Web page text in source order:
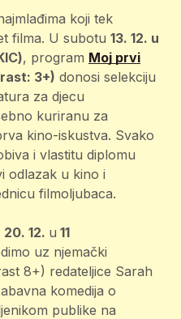
koji tek
filma. U subotu 13. 12. u
, program Moj prvi
3+) donosi selekciju
za djecu
kuriranu za
kino-iskustva. Svako
i vlastitu diplomu
odlazak u kino i
filmoljubaca.
20. 12. u 11
uz njemački
8+) redateljice Sarah
komedija o
publike na